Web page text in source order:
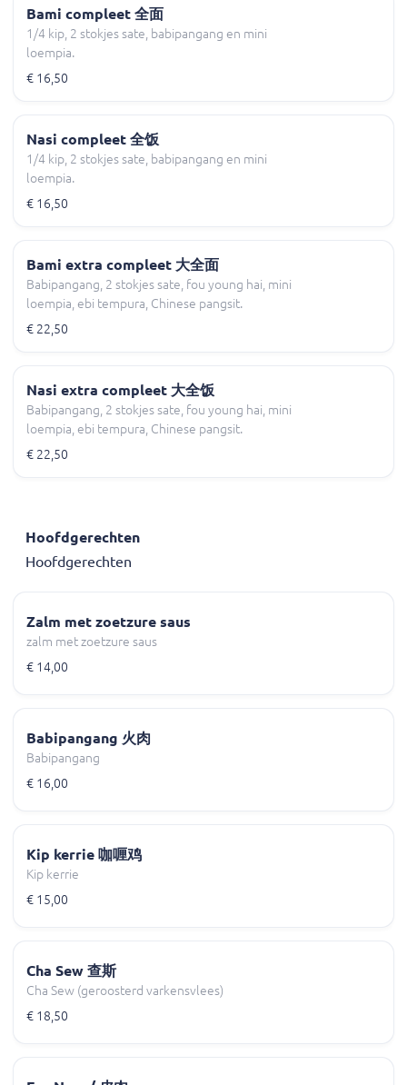
Bami compleet 全面
1/4 kip, 2 stokjes sate, babipangang en mini
loempia.
€ 16,50
Nasi compleet 全饭
1/4 kip, 2 stokjes sate, babipangang en mini
loempia.
€ 16,50
Bami extra compleet 大全面
Babipangang, 2 stokjes sate, fou young hai, mini
loempia, ebi tempura, Chinese pangsit.
€ 22,50
Nasi extra compleet 大全饭
Babipangang, 2 stokjes sate, fou young hai, mini
loempia, ebi tempura, Chinese pangsit.
€ 22,50
Hoofdgerechten
Hoofdgerechten
Zalm met zoetzure saus
zalm met zoetzure saus
€ 14,00
Babipangang 火肉
Babipangang
€ 16,00
Kip kerrie 咖喱鸡
Kip kerrie
€ 15,00
Cha Sew 查斯
Cha Sew (geroosterd varkensvlees)
€ 18,50